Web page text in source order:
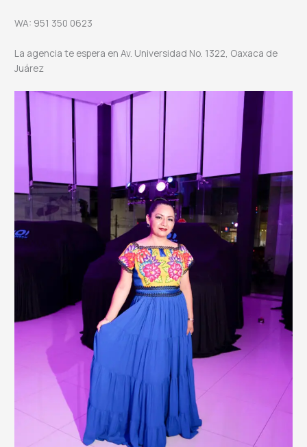
WA: 951 350 0623
La agencia te espera en Av. Universidad No. 1322, Oaxaca de
Juárez